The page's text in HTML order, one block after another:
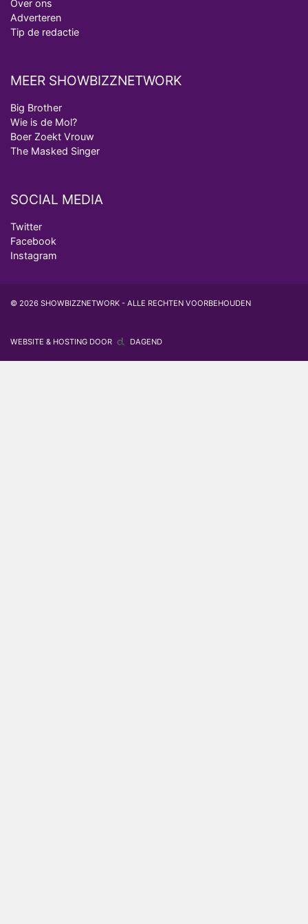
Over ons
Adverteren
Tip de redactie
MEER SHOWBIZZNETWORK
Big Brother
Wie is de Mol?
Boer Zoekt Vrouw
The Masked Singer
SOCIAL MEDIA
Twitter
Facebook
Instagram
© 2026 SHOWBIZZNETWORK - ALLE RECHTEN VOORBEHOUDEN
WEBSITE & HOSTING DOOR DAGEND